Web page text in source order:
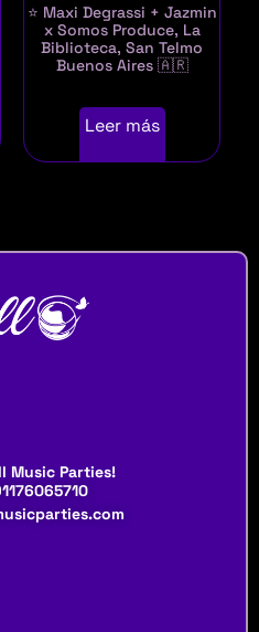
⭐ Maxi Degrassi + Jazmin
x Somos Produce, La
Biblioteca, San Telmo
Buenos Aires 🇦🇷
Leer más
Music Parties!